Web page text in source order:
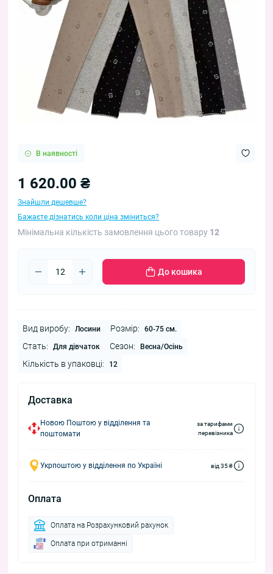
В наявності
1 620.00 ₴
Знайшли дешевше?
Бажаєте дізнатись коли ціна зміниться?
Мінімальна кількість замовлення цього товару 12
До кошика
Вид виробу: Лосини Розмір: 60-75 см.
Стать: Для дівчаток Сезон: Весна/Осінь
Кількість в упаковці: 12
Доставка
Новою Поштою у відділення та
поштомати
за тарифами
перевізника
Укрпоштою у відділення по Україні від 35 ₴
Оплата
Оплата на Розрахунковий рахунок
Оплата при отриманні